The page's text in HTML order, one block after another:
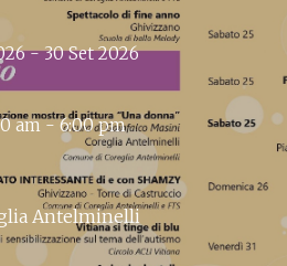
- 30 Set 2026
am - 6:00 pm
Antelminelli